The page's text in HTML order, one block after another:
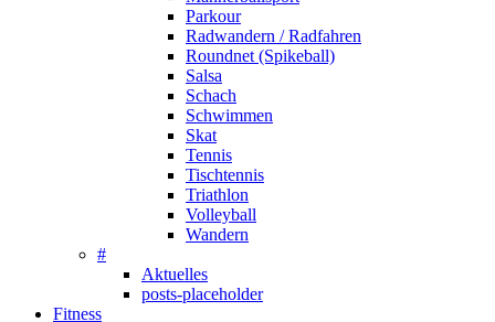
Parkour
Radwandern / Radfahren
Roundnet (Spikeball)
Salsa
Schach
Schwimmen
Skat
Tennis
Tischtennis
Triathlon
Volleyball
Wandern
#
Aktuelles
posts-placeholder
Fitness